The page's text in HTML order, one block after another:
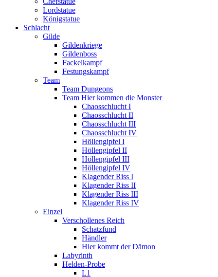
Lordstatue
Königstatue
Schlacht
Gilde
Gildenkriege
Gildenboss
Fackelkampf
Festungskampf
Team
Team Dungeons
Team Hier kommen die Monster
Chaosschlucht I
Chaosschlucht II
Chaosschlucht III
Chaosschlucht IV
Höllengipfel I
Höllengipfel II
Höllengipfel III
Höllengipfel IV
Klagender Riss I
Klagender Riss II
Klagender Riss III
Klagender Riss IV
Einzel
Verschollenes Reich
Schatzfund
Händler
Hier kommt der Dämon
Labyrinth
Helden-Probe
L1